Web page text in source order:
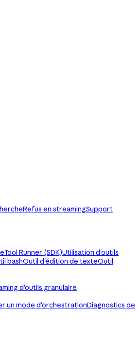
Refus en streamingSupport
Tool Runner (SDK)Utilisation d'outils
bashOutil d'édition de texteOutil
d'outils granulaire
un mode d'orchestrationDiagnostics de